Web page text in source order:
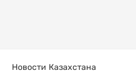
Новости Казахстана